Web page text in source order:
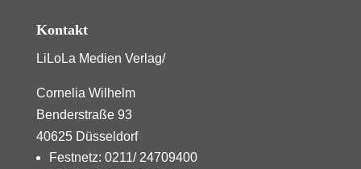
Kontakt
LiLoLa Medien Verlag/
Cornelia Wilhelm
Benderstraße 93
40625 Düsseldorf
Festnetz: 0211/ 24709400